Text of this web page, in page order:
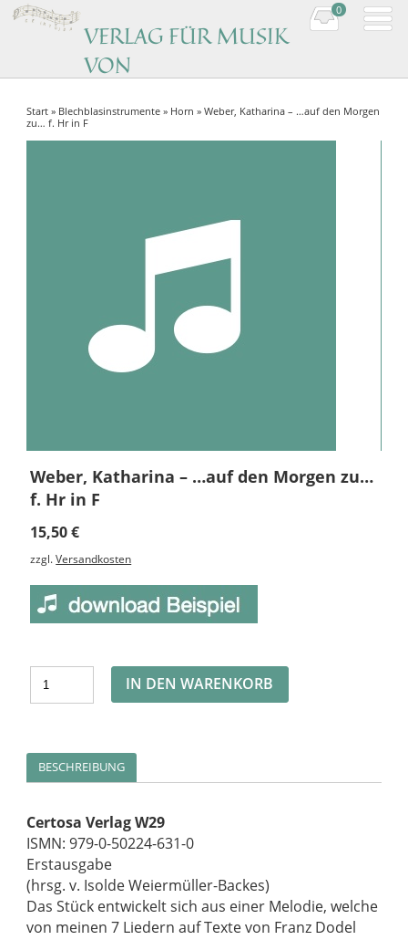
VERLAG FÜR MUSIK
VON
Music by women composers
0
Start » Blechblasinstrumente » Horn » Weber, Katharina – …auf den Morgen
zu… f. Hr in F
Weber, Katharina – …auf den Morgen zu…
f. Hr in F
15,50€
zzgl.Versandkosten
IN DEN WARENKORB
BESCHREIBUNG
Certosa Verlag W29
ISMN: 979-0-50224-631-0
Erstausgabe
(hrsg. v. Isolde Weiermüller-Backes)
Das Stück entwickelt sich aus einer Melodie, welche
von meinen 7 Liedern auf Texte von Franz Dodel